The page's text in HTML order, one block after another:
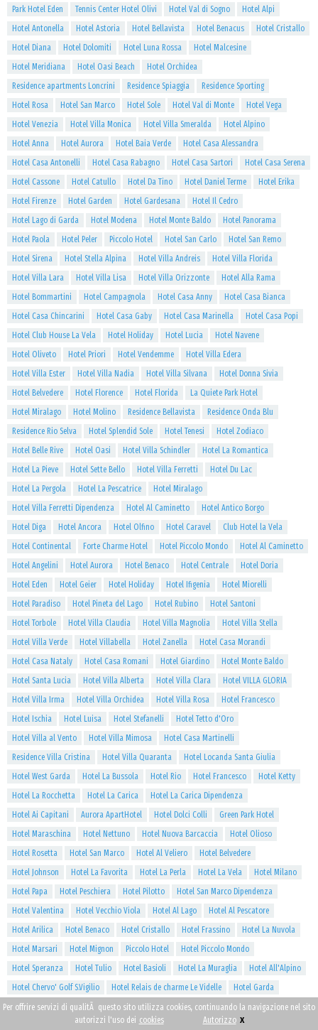
Park Hotel Eden
Tennis Center Hotel Olivi Hotel Val di Sogno
Hotel Alpi
Hotel Antonella
Hotel Astoria Hotel Bellavista Hotel Benacus
Hotel Cristallo
Hotel Diana
Hotel Dolomiti Hotel Luna Rossa
Hotel Malcesine
Hotel Meridiana
Hotel Oasi Beach
Hotel Orchidea
Residence apartments Loncrini
Residence Spiaggia
Residence Sporting
Hotel Rosa
Hotel San Marco Hotel Sole Hotel Val di Monte
Hotel Vega
Hotel Venezia
Hotel Villa Monica Hotel Villa Smeralda
Hotel Alpino
Hotel Anna
Hotel Aurora Hotel Baia Verde
Hotel Casa Alessandra
Hotel Casa Antonelli
Hotel Casa Rabagno Hotel Casa Sartori
Hotel Casa Serena
Hotel Cassone
Hotel Catullo Hotel Da Tino Hotel Daniel Terme
Hotel Erika
Hotel Firenze
Hotel Garden Hotel Gardesana
Hotel Il Cedro
Hotel Lago di Garda
Hotel Modena Hotel Monte Baldo
Hotel Panorama
Hotel Paola
Hotel Peler Piccolo Hotel Hotel San Carlo
Hotel San Remo
Hotel Sirena
Hotel Stella Alpina Hotel Villa Andreis
Hotel Villa Florida
Hotel Villa Lara
Hotel Villa Lisa Hotel Villa Orizzonte
Hotel Alla Rama
Hotel Bommartini
Hotel Campagnola Hotel Casa Anny
Hotel Casa Bianca
Hotel Casa Chincarini
Hotel Casa Gaby Hotel Casa Marinella
Hotel Casa Popi
Hotel Club House La Vela
Hotel Holiday Hotel Lucia
Hotel Navene
Hotel Oliveto
Hotel Priori Hotel Vendemme
Hotel Villa Edera
Hotel Villa Ester
Hotel Villa Nadia Hotel Villa Silvana
Hotel Donna Sivia
Hotel Belvedere
Hotel Florence Hotel Florida
La Quiete Park Hotel
Hotel Miralago
Hotel Molino Residence Bellavista
Residence Onda Blu
Residence Rio Selva
Hotel Splendid Sole Hotel Tenesi
Hotel Zodiaco
Hotel Belle Rive
Hotel Oasi Hotel Villa Schindler
Hotel La Romantica
Hotel La Pieve
Hotel Sette Bello Hotel Villa Ferretti
Hotel Du Lac
Hotel La Pergola
Hotel La Pescatrice
Hotel Miralago
Hotel Villa Ferretti Dipendenza
Hotel Al Caminetto
Hotel Antico Borgo
Hotel Diga
Hotel Ancora Hotel Olfino Hotel Caravel
Club Hotel la Vela
Hotel Continental
Forte Charme Hotel Hotel Piccolo Mondo
Hotel Al Caminetto
Hotel Angelini
Hotel Aurora Hotel Benaco Hotel Centrale
Hotel Doria
Hotel Eden
Hotel Geier Hotel Holiday Hotel Ifigenia
Hotel Miorelli
Hotel Paradiso
Hotel Pineta del Lago Hotel Rubino
Hotel Santoni
Hotel Torbole
Hotel Villa Claudia Hotel Villa Magnolia
Hotel Villa Stella
Hotel Villa Verde
Hotel Villabella Hotel Zanella
Hotel Casa Morandi
Hotel Casa Nataly
Hotel Casa Romani Hotel Giardino
Hotel Monte Baldo
Hotel Santa Lucia
Hotel Villa Alberta Hotel Villa Clara
Hotel VILLA GLORIA
Hotel Villa Irma
Hotel Villa Orchidea Hotel Villa Rosa
Hotel Francesco
Hotel Ischia
Hotel Luisa Hotel Stefanelli
Hotel Tetto d'Oro
Hotel Villa al Vento
Hotel Villa Mimosa
Hotel Casa Martinelli
Residence Villa Cristina
Hotel Villa Quaranta
Hotel Locanda Santa Giulia
Hotel West Garda
Hotel La Bussola Hotel Rio Hotel Francesco
Hotel Ketty
Hotel La Rocchetta
Hotel La Carica
Hotel La Carica Dipendenza
Hotel Ai Capitani
Aurora ApartHotel Hotel Dolci Colli
Green Park Hotel
Hotel Maraschina
Hotel Nettuno Hotel Nuova Barcaccia
Hotel Olioso
Hotel Rosetta
Hotel San Marco Hotel Al Veliero
Hotel Belvedere
Hotel Johnson
Hotel La Favorita Hotel La Perla Hotel La Vela
Hotel Milano
Hotel Papa
Hotel Peschiera Hotel Pilotto
Hotel San Marco Dipendenza
Hotel Valentina
Hotel Vecchio Viola Hotel Al Lago
Hotel Al Pescatore
Hotel Arilica
Hotel Benaco Hotel Cristallo Hotel Frassino
Hotel La Nuvola
Hotel Marsari
Hotel Mignon Piccolo Hotel
Hotel Piccolo Mondo
Hotel Speranza
Hotel Tulio Hotel Basioli Hotel La Muraglia
Hotel All'Alpino
Hotel Chervo' Golf S.Vigilio
Hotel Relais de charme Le Videlle
Hotel Garda
Garda Sporting Club Hotel
Grand Hotel Liberty Hotel Kristal Palace
Hotel Oasi
Hotel Savoy Palace Villa Enrica Feel Good Hotel Hotel Villa Nicolli
Per offrire servizi di qualitÃ questo sito utilizza cookies, continuando la navigazione nel sito
autorizzi l'uso dei cookies Autorizzo x